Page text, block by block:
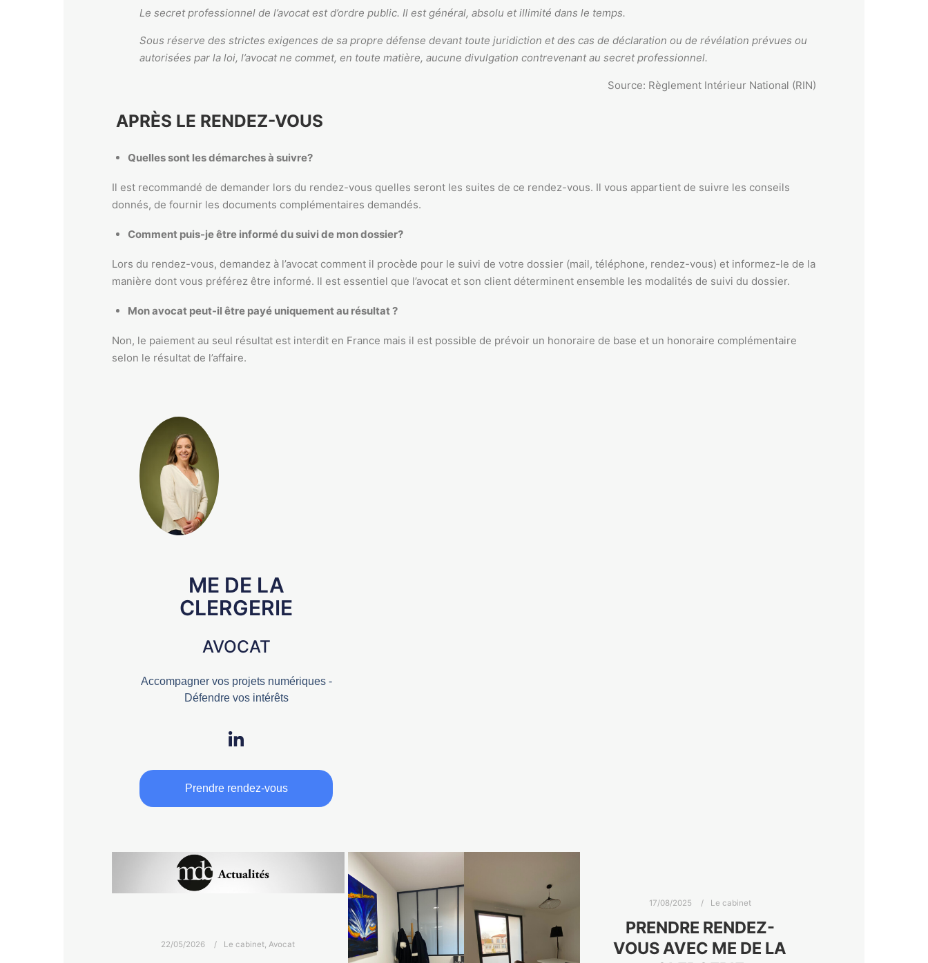
Le secret professionnel de l’avocat est d’ordre public. Il est général, absolu et illimité dans le temps.
Sous réserve des strictes exigences de sa propre défense devant toute juridiction et des cas de déclaration ou de révélation prévues ou
autorisées par la loi, l’avocat ne commet, en toute matière, aucune divulgation contrevenant au secret professionnel.
Source: Règlement Intérieur National (RIN)
APRÈS LE RENDEZ-VOUS
Quelles sont les démarches à suivre?
Il est recommandé de demander lors du rendez-vous quelles seront les suites de ce rendez-vous. Il vous appartient de suivre les conseils
donnés, de fournir les documents complémentaires demandés.
Comment puis-je être informé du suivi de mon dossier?
Lors du rendez-vous, demandez à l’avocat comment il procède pour le suivi de votre dossier (mail, téléphone, rendez-vous) et informez-le de la
manière dont vous préférez être informé. Il est essentiel que l’avocat et son client déterminent ensemble les modalités de suivi du dossier.
Mon avocat peut-il être payé uniquement au résultat ?
Non, le paiement au seul résultat est interdit en France mais il est possible de prévoir un honoraire de base et un honoraire complémentaire
selon le résultat de l’affaire.
ME DE LA
CLERGERIE
AVOCAT
Accompagner vos projets numériques -
Défendre vos intérêts
Prendre rendez-vous
22/05/2026 Le cabinet Avocat
17/08/2025 Le cabinet
PRENDRE RENDEZ-
VOUS AVEC ME DE LA